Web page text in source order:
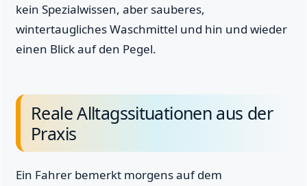
kein Spezialwissen, aber sauberes,
wintertaugliches Waschmittel und hin und wieder
einen Blick auf den Pegel.
Reale Alltagssituationen aus der
Praxis
Ein Fahrer bemerkt morgens auf dem